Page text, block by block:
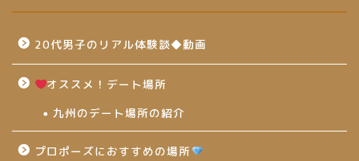
20代男子のリアル体験談◆動画
オススメ！デート場所
九州のデート場所の紹介
プロポーズにおすすめの場所